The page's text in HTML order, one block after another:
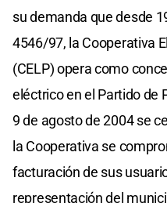
su demanda que desde
4546/97, la Cooperativa
(CELP) opera como
eléctrico en el Partido de
9 de agosto de 2004 se
la Cooperativa se
facturación de sus
representación del